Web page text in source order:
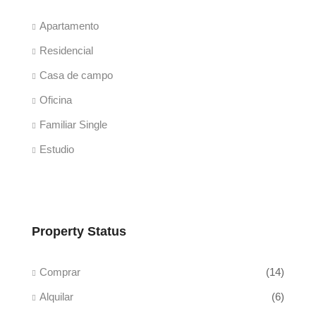
Apartamento
Residencial
Casa de campo
Oficina
Familiar Single
Estudio
Property Status
Comprar (14)
Alquilar (6)